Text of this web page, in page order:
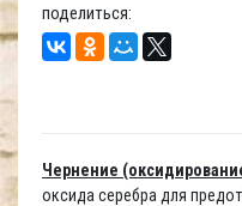
поделиться:
Чернение
оксида серебра для